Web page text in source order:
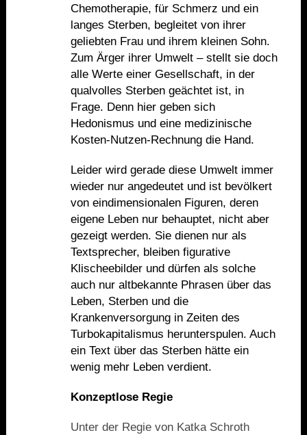
Chemotherapie, für Schmerz und ein
langes Sterben, begleitet von ihrer
geliebten Frau und ihrem kleinen Sohn.
Zum Ärger ihrer Umwelt – stellt sie doch
alle Werte einer Gesellschaft, in der
qualvolles Sterben geächtet ist, in
Frage. Denn hier geben sich
Hedonismus und eine medizinische
Kosten-Nutzen-Rechnung die Hand.
Leider wird gerade diese Umwelt immer
wieder nur angedeutet und ist bevölkert
von eindimensionalen Figuren, deren
eigene Leben nur behauptet, nicht aber
gezeigt werden. Sie dienen nur als
Textsprecher, bleiben figurative
Klischeebilder und dürfen als solche
auch nur altbekannte Phrasen über das
Leben, Sterben und die
Krankenversorgung in Zeiten des
Turbokapitalismus herunterspulen. Auch
ein Text über das Sterben hätte ein
wenig mehr Leben verdient.
Konzeptlose Regie
Unter der Regie von Katka Schroth